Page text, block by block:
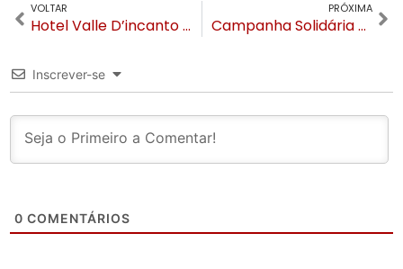
VOLTAR
Hotel Valle D’incanto reúne profissionais para confraternização e volta às atividades após revitalização
PRÓXIMA
Campanha Solidária Skyglass já repassa doações
Inscrever-se
0 COMENTÁRIOS